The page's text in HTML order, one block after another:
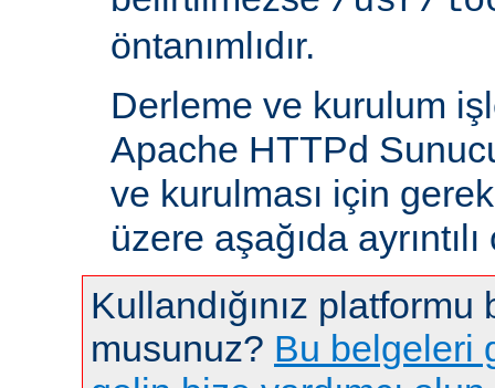
öntanımlıdır.
Derleme ve kurulum
Apache HTTPd
ve kurulması için
üzere aşağıda
Kullandığınız
musunuz? Bu belgeleri